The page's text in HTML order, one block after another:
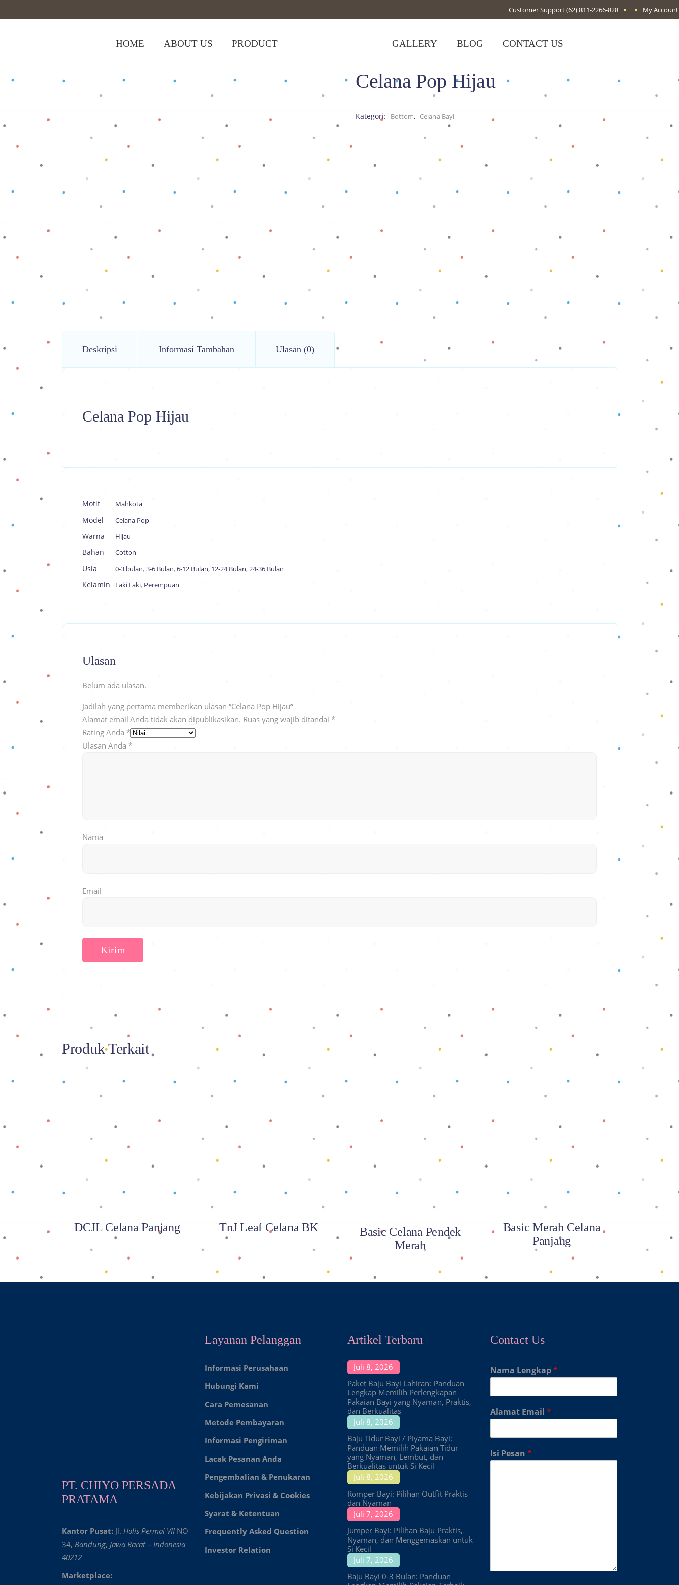
Customer Support(62) 811-2266-828 My Account
HOME ABOUT US PRODUCT GALLERY BLOG CONTACT US
Shop> Celana Bayi Celana Pop Hijau Celana Pop Hijau
Kategori: Bottom, Celana Bayi
Deskripsi Informasi Tambahan Ulasan (0)
Celana Pop Hijau
Motif Mahkota
Model Celana Pop
Warna Hijau
Bahan Cotton
Usia 0-3 bulan, 3-6 Bulan, 6-12 Bulan, 12-24 Bulan, 24-36 Bulan
Kelamin Laki Laki, Perempuan
Ulasan
Belum ada ulasan.
Jadilah yang pertama memberikan ulasan “Celana Pop Hijau”
Alamat email Anda tidak akan dipublikasikan. Ruas yang wajib ditandai *
Rating Anda *
Ulasan Anda *
Nama
Email
Produk Terkait
Baca selengkapnya
DCJL Celana Panjang
Baca selengkapnya
TnJ Leaf Celana BK
Basic Celana Pendek
Merah
Baca selengkapnya
Basic Merah Celana
Panjang
PT. CHIYO PERSADA
PRATAMA
Kantor Pusat: Jl. Holis Permai VII NO
34, Bandung, Jawa Barat – Indonesia
40212
Marketplace:
Layanan Pelanggan
Informasi Perusahaan
Hubungi Kami
Cara Pemesanan
Metode Pembayaran
Informasi Pengiriman
Lacak Pesanan Anda
Pengembalian & Penukaran
Kebijakan Privasi & Cookies
Syarat & Ketentuan
Frequently Asked Question
Investor Relation
Artikel Terbaru
Juli 8, 2026
Paket Baju Bayi Lahiran: Panduan
Lengkap Memilih Perlengkapan
Pakaian Bayi yang Nyaman, Praktis,
dan Berkualitas
Juli 8, 2026
Baju Tidur Bayi / Piyama Bayi:
Panduan Memilih Pakaian Tidur
yang Nyaman, Lembut, dan
Berkualitas untuk Si Kecil
Juli 8, 2026
Romper Bayi: Pilihan Outfit Praktis
dan Nyaman
Juli 7, 2026
Jumper Bayi: Pilihan Baju Praktis,
Nyaman, dan Menggemaskan untuk
Si Kecil
Juli 7, 2026
Baju Bayi 0-3 Bulan: Panduan
Contact Us
Nama Lengkap*
Alamat Email *
Isi Pesan *